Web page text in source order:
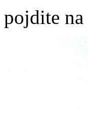
pojdite na